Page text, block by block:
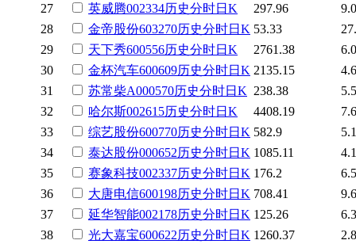
27
英威腾002334历史分时日K 297.96
28
金帝股份603270历史分时日K 53.33
29
天下秀600556历史分时日K 2761.38
30
金杯汽车600609历史分时日K 2135.15
31
苏常柴A000570历史分时日K 238.38
32
哈尔斯002615历史分时日K 4408.19
33
综艺股份600770历史分时日K 582.9
34
泰达股份000652历史分时日K 1085.11
35
赛象科技002337历史分时日K 176.2
36
大唐电信600198历史分时日K 708.41
37
延华智能002178历史分时日K 125.26
38
光大嘉宝600622历史分时日K 1260.37